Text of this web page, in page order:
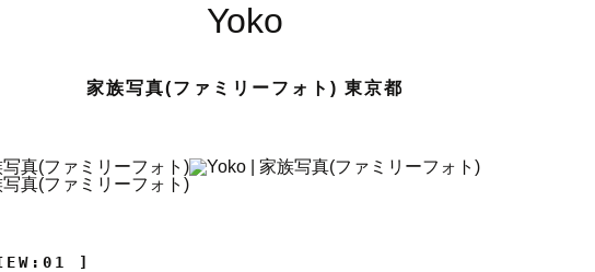
Yoko
家族写真(ファミリーフォト) 東京都
]